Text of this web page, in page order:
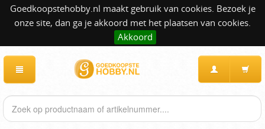
Goedkoopstehobby.nl maakt gebruik van cookies. Bezoek je
onze site, dan ga je akkoord met het plaatsen van cookies.
Akkoord